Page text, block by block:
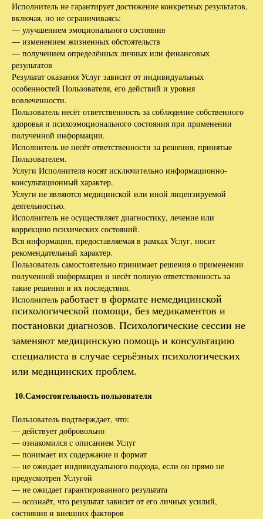
Исполнитель не гарантирует достижение конкретных результатов,
включая, но не ограничиваясь:
— улучшением эмоционального состояния
— изменением жизненных обстоятельств
— получением определённых личных или финансовых
результатов
Результат оказания Услуг зависит от индивидуальных
особенностей Пользователя, его действий и уровня
вовлеченности.
Пользователь несёт ответственность за соблюдение собственного
здоровья и психоэмоционального состояния при применении
полученной информации.
Исполнитель не несёт ответственности за решения, принятые
Пользователем.
Услуги Исполнителя носят исключительно информационно-
консультационный характер.
Услуги не являются медицинской или иной лицензируемой
деятельностью.
Исполнитель не осуществляет диагностику, лечение или
коррекцию психических состояний.
Вся информация, предоставляемая в рамках Услуг, носит
рекомендательный характер.
Пользователь самостоятельно принимает решения о применении
полученной информации и несёт полную ответственность за
такие решения и их последствия.
Исполнитель работает в формате немедицинской
психологической помощи, без медикаментов и
постановки диагнозов. Психологические сессии не
заменяют медицинскую помощь и консультацию
специалиста в случае серьёзных психологических
или медицинских проблем.
10.Самостоятельность пользователя
Пользователь подтверждает, что:
— действует добровольно
— ознакомился с описанием Услуг
— понимает их содержание и формат
— не ожидает индивидуального подхода, если он прямо не
предусмотрен Услугой
— не ожидает гарантированного результата
— осознаёт, что результат зависит от его личных усилий,
состояния и внешних факторов